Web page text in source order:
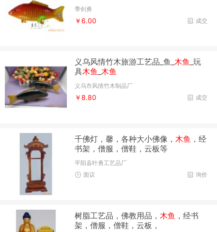
季剑勇
成交
￥6.00
义乌风情竹木旅游工艺品_鱼_木鱼 _玩
具木鱼 _木鱼
义乌市风情竹木制品厂
成交
￥8.80
千佛灯，馨，各种大小佛像， 木鱼 ，经
书架，僧服，僧鞋，云板等
平阳县叶勇工艺品厂
询价
面议
树脂工艺品，佛教用品，木鱼 ，经书
架，僧服，僧鞋，云板，